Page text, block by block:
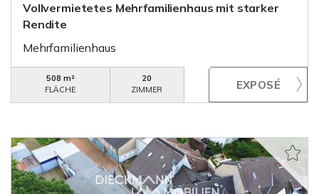
Vollvermietetes Mehrfamilienhaus mit starker
Rendite
Mehrfamilienhaus
508 m²
FLÄCHE
20
ZIMMER